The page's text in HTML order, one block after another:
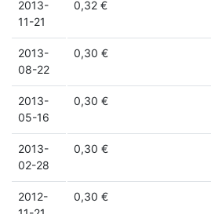
2013-
11-21
0,32 €
2013-
08-22
0,30 €
2013-
05-16
0,30 €
2013-
02-28
0,30 €
2012-
0,30 €